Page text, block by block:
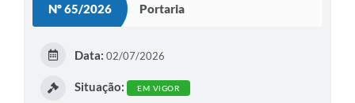
Nº 65/2026 Portaria
Data: 02/07/2026
Situação: EM VIGOR